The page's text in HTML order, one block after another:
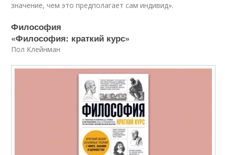
значение, чем это предполагает сам индивид».
Философия
«Философия: краткий курс»
Пол Клейнман